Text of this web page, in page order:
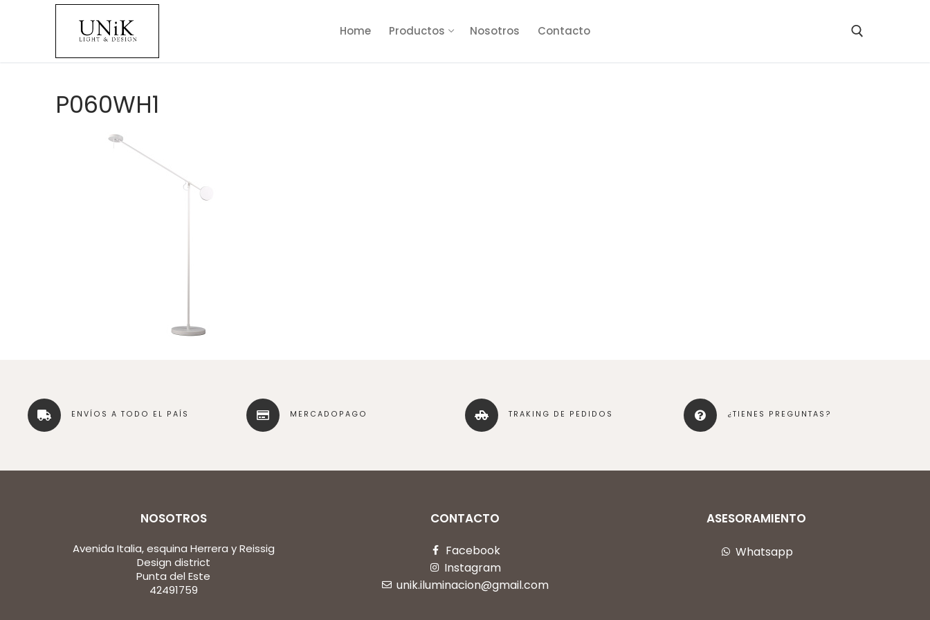
Home Productos Nosotros Contacto
P060WH1
ENVÍOS A TODO EL PAÍS MERCADOPAGO TRAKING DE PEDIDOS ¿TIENES PREGUNTAS?
NOSOTROS
Avenida Italia, esquina Herrera y Reissig
Design district
Punta del Este
42491759
CONTACTO
Facebook
Instagram
unik.iluminacion@gmail.com
ASESORAMIENTO
Whatsapp